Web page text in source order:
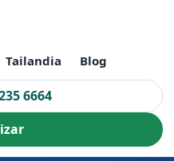
Tailandia Blog
6664